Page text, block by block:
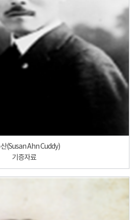
(Susan Ahn Cuddy)
기증자료